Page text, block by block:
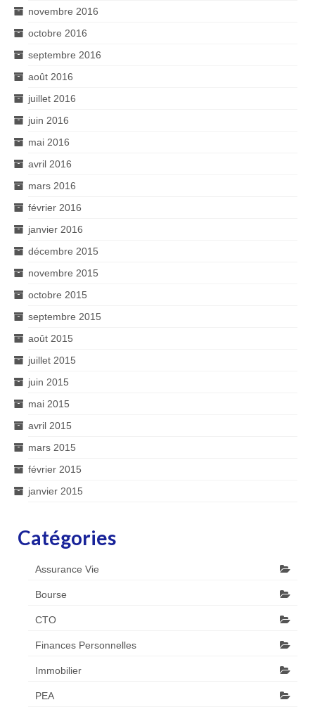
novembre 2016
octobre 2016
septembre 2016
août 2016
juillet 2016
juin 2016
mai 2016
avril 2016
mars 2016
février 2016
janvier 2016
décembre 2015
novembre 2015
octobre 2015
septembre 2015
août 2015
juillet 2015
juin 2015
mai 2015
avril 2015
mars 2015
février 2015
janvier 2015
Catégories
Assurance Vie
Bourse
CTO
Finances Personnelles
Immobilier
PEA